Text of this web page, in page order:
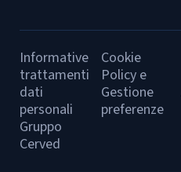
Informative
trattamenti
dati
personali
Gruppo
Cerved
Cookie
Policy e
Gestione
preferenze